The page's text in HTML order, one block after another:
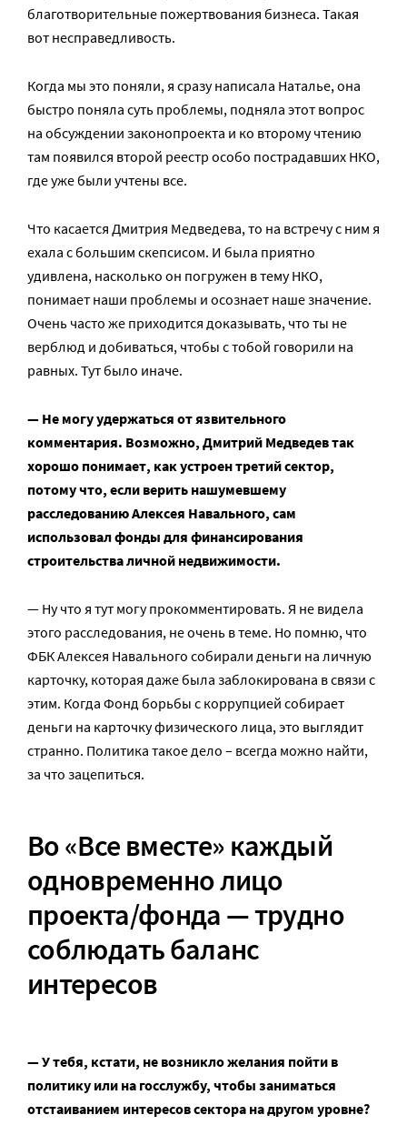
благотворительные пожертвования бизнеса. Такая
вот несправедливость.
Когда мы это поняли, я сразу написала Наталье, она
быстро поняла суть проблемы, подняла этот вопрос
на обсуждении законопроекта и ко второму чтению
там появился второй реестр особо пострадавших НКО,
где уже были учтены все.
Что касается Дмитрия Медведева, то на встречу с ним я
ехала с большим скепсисом. И была приятно
удивлена, насколько он погружен в тему НКО,
понимает наши проблемы и осознает наше значение.
Очень часто же приходится доказывать, что ты не
верблюд и добиваться, чтобы с тобой говорили на
равных. Тут было иначе.
— Не могу удержаться от язвительного
комментария. Возможно, Дмитрий Медведев так
хорошо понимает, как устроен третий сектор,
потому что, если верить нашумевшему
расследованию Алексея Навального, сам
использовал фонды для финансирования
строительства личной недвижимости.
— Ну что я тут могу прокомментировать. Я не видела
этого расследования, не очень в теме. Но помню, что
ФБК Алексея Навального собирали деньги на личную
карточку, которая даже была заблокирована в связи с
этим. Когда Фонд борьбы с коррупцией собирает
деньги на карточку физического лица, это выглядит
странно. Политика такое дело – всегда можно найти,
за что зацепиться.
Во «Все вместе» каждый
одновременно лицо
проекта/фонда — трудно
соблюдать баланс
интересов
— У тебя, кстати, не возникло желания пойти в
политику или на госслужбу, чтобы заниматься
отстаиванием интересов сектора на другом уровне?